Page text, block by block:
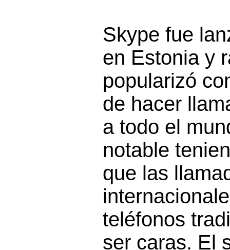
Skype fue
en Estonia y
popularizó
de hacer
a todo el
notable
que las
teléfonos
ser caras. El